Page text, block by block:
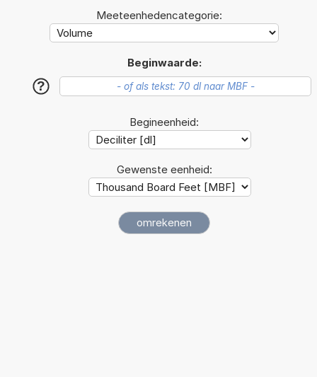
Meeteenhedencategorie:
Beginwaarde:
?
Begineenheid:
Gewenste eenheid: